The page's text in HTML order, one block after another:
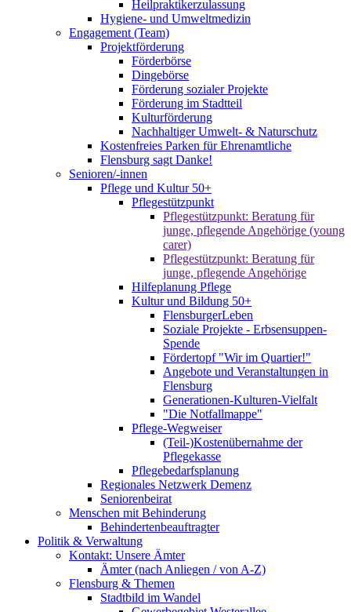
Heilpraktikerzulassung
Hygiene- und Umweltmedizin
Engagement (Team)
Projektförderung
Förderbörse
Dingebörse
Förderung sozialer Projekte
Förderung im Stadtteil
Kulturförderung
Nachhaltiger Umwelt- & Naturschutz
Kostenfreies Parken für Ehrenamtliche
Flensburg sagt Danke!
Senioren/-innen
Pflege und Kultur 50+
Pflegestützpunkt
Pflegestützpunkt: Beratung für
junge, pflegende Angehörige (young
carer)
Pflegestützpunkt: Beratung für
junge, pflegende Angehörige
Hilfeplanung Pflege
Kultur und Bildung 50+
FlensburgerLeben
Soziale Projekte - Erbsensuppen-
Spende
Fördertopf "Wir im Quartier!"
Angebote und Veranstaltungen in
Flensburg
Generationen-Kulturen-Vielfalt
"Die Notfallmappe"
Pflege-Wegweiser
(Teil-)Kostenübernahme der
Pflegekasse
Pflegebedarfsplanung
Regionales Netzwerk Demenz
Seniorenbeirat
Menschen mit Behinderung
Behindertenbeauftragter
Politik & Verwaltung
Kontakt: Unsere Ämter
Ämter (nach Anliegen / von A-Z)
Flensburg & Themen
Stadtbild im Wandel